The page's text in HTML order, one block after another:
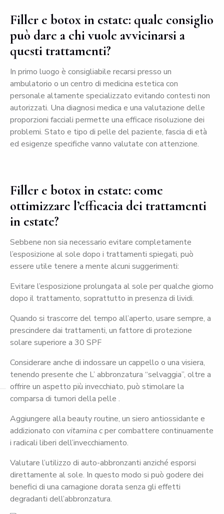
Filler e botox in estate: quale consiglio
può dare a chi vuole avvicinarsi a
questi trattamenti?
In primo luogo è consigliabile recarsi presso un
ambulatorio o un centro di medicina estetica con
personale altamente specializzato evitando contesti non
autorizzati. Una diagnosi medica e una valutazione delle
proporzioni facciali permette una efficace risoluzione dei
problemi. Stato e tipo di pelle del paziente, fascia di età
ed esigenze specifiche vanno valutate con attenzione.
Filler e botox in estate: come
ottimizzare l’efficacia dei trattamenti
in estate?
Sebbene non sia necessario evitare completamente
l’esposizione al sole dopo i trattamenti spiegati, può
essere utile tenere a mente alcuni suggerimenti:
Evitare l’esposizione prolungata al sole per qualche giorno
dopo il trattamento, soprattutto in presenza di lividi.
Quando si trascorre del tempo all’aperto, usare sempre, a
prescindere dai trattamenti, un fattore di protezione
solare superiore a 30 SPF
Considerare anche di indossare un cappello o una visiera,
tenendo presente che L’ abbronzatura “selvaggia”, oltre a
offrire un aspetto più invecchiato, può stimolare la
comparsa di tumori della pelle .
Aggiungere alla beauty routine, un siero antiossidante e
addizionato con vitamina cper combattere continuamente
i radicali liberi dell’invecchiamento.
Valutare l’utilizzo di auto-abbronzanti anziché esporsi
direttamente al sole. In questo modo si può godere dei
benefici di una carnagione dorata senza gli effetti
degradanti dell’abbronzatura.